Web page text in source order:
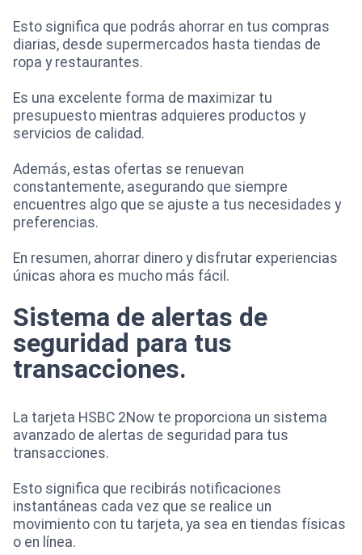
Esto significa que podrás ahorrar en tus compras
diarias, desde supermercados hasta tiendas de
ropa y restaurantes.
Es una excelente forma de maximizar tu
presupuesto mientras adquieres productos y
servicios de calidad.
Además, estas ofertas se renuevan
constantemente, asegurando que siempre
encuentres algo que se ajuste a tus necesidades y
preferencias.
En resumen, ahorrar dinero y disfrutar experiencias
únicas ahora es mucho más fácil.
Sistema de alertas de
seguridad para tus
transacciones.
La tarjeta HSBC 2Now te proporciona un sistema
avanzado de alertas de seguridad para tus
transacciones.
Esto significa que recibirás notificaciones
instantáneas cada vez que se realice un
movimiento con tu tarjeta, ya sea en tiendas físicas
o en línea.